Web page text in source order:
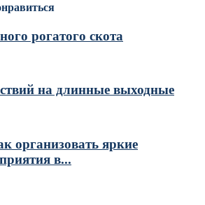
рогатого скота
на длинные выходные
организовать яркие
в...